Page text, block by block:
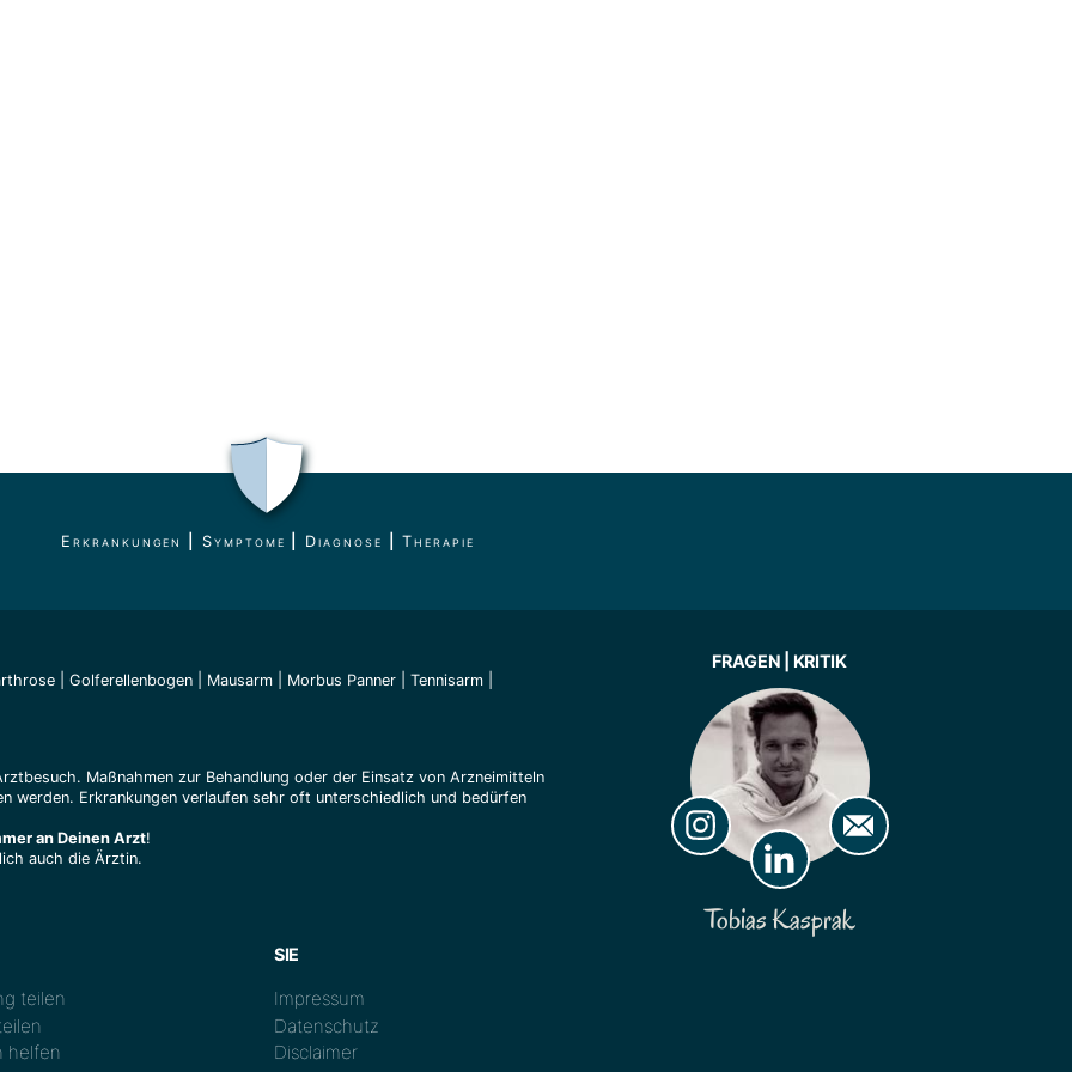
Erkrankungen Symptome Diagnose |Therapie
Golferellenbogen Mausarm Morbus Panner Tennisarm
Maßnahmen zur Behandlung oder der Einsatz von Arzneimitteln
werden. Erkrankungen verlaufen sehr oft unterschiedlich und bedürfen
an Deinen Arzt!
auch die Ärztin.
teilen
helfen
SIE
Impressum
Datenschutz
Disclaimer
FRAGEN | KRITIK
Tobias Kasprak